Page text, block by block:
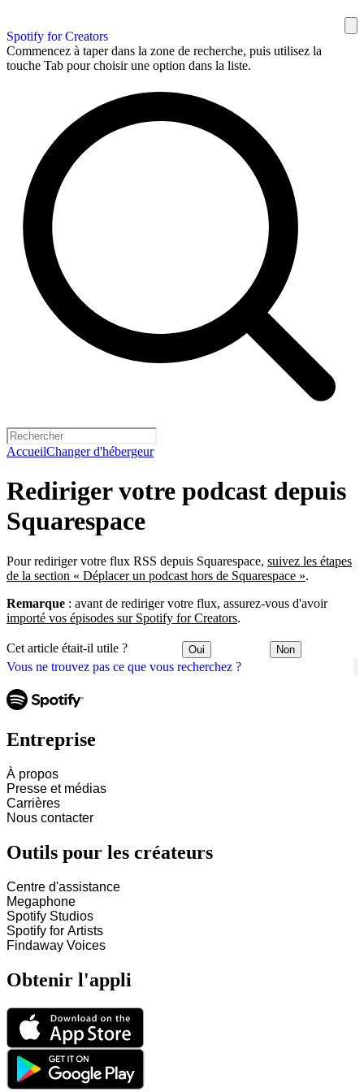
Spotify for Creators
Commencez à taper dans la zone de recherche, puis utilisez la
touche Tab pour choisir une option dans la liste.
AccueilChanger d'hébergeur
Vous ne trouvez pas ce que vous recherchez ?
Rediriger votre podcast depuis
Squarespace
Pour rediriger votre flux RSS depuis Squarespace, suivez les étapes
de la section « Déplacer un podcast hors de Squarespace ».
Remarque : avant de rediriger votre flux, assurez-vous d'avoir
importé vos épisodes sur Spotify for Creators.
Cet article était-il utile ? Oui Non
Entreprise
À propos
Presse et médias
Carrières
Nous contacter
Outils pour les créateurs
Centre d'assistance
Megaphone
Spotify Studios
Spotify for Artists
Findaway Voices
Obtenir l'appli